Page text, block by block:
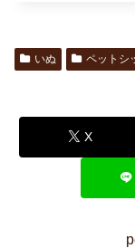
いぬ ペットシ
X